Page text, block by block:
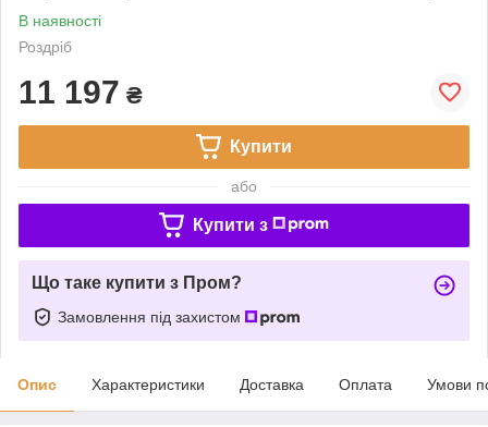
В наявності
Роздріб
11 197 ₴
Купити
або
Купити з
Що таке купити з Пром?
Замовлення під захистом
Опис Характеристики Доставка Оплата Умови